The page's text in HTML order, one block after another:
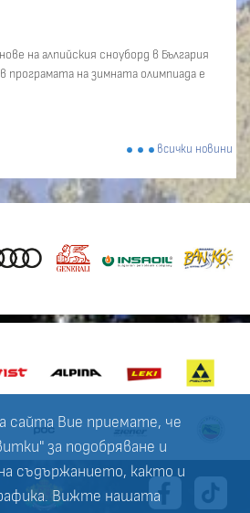
сайта Вие приемате, че
за подобряване и
съдържанието, както и
Вижте нашата
на алпийския сноуборд в България
програмата на зимната олимпиада е
всички новини